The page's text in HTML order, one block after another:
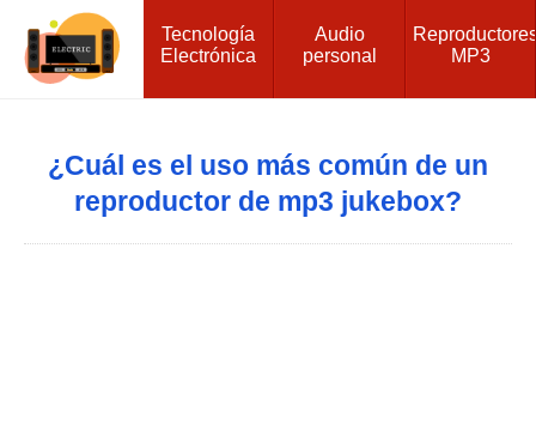
Tecnología
Electrónica
Audio
personal
MP3
¿Cuál es el uso más común de un
reproductor de mp3 jukebox?